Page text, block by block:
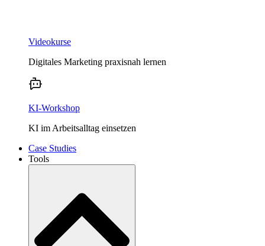
Videokurse
Digitales Marketing praxisnah lernen
KI-Workshop
KI im Arbeitsalltag einsetzen
Case Studies
Tools